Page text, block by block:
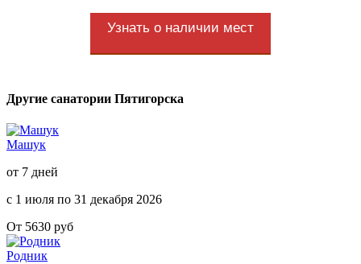
Узнать о наличии мест
Другие санатории Пятигорска
Машук
от 7 дней
с 1 июля по 31 декабря 2026
От 5630 руб
Родник